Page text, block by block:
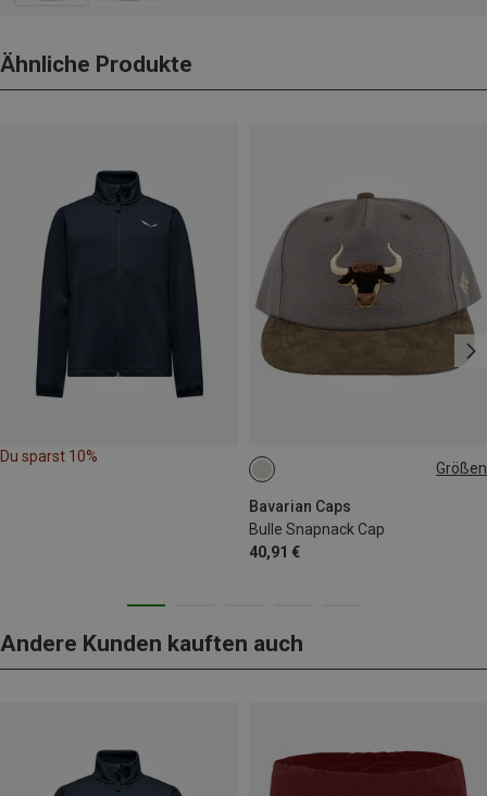
Ähnliche Produkte
Du sparst 10%
Größen
Bavarian Caps
Bulle Snapnack Cap
40,91 €
ONE SIZE
Andere Kunden kauften auch